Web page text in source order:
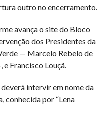
outro no encerramento.
avança o site do Bloco
dos Presidentes da
— Marcelo Rebelo de
e Francisco Louçã.
intervir em nome da
conhecida por “Lena